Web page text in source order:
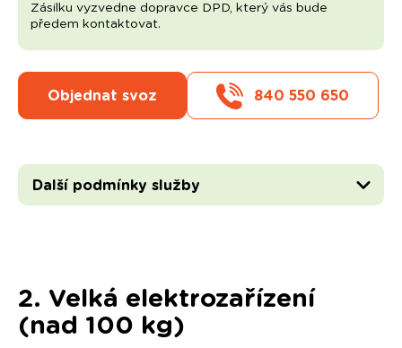
Zásilku vyzvedne dopravce DPD, který vás bude
předem kontaktovat.
Objednat svoz 840 550 650
Další podmínky služby
2. Velká elektrozařízení
(nad 100 kg)